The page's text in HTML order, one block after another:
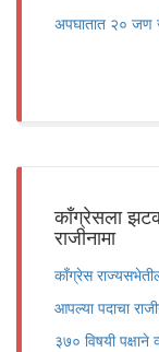
अपघातात २० जण
काँग्रेसला
राजीनामा
काँग्रेस
आपल्या पदाचा
३७० विषयी पक्षाने